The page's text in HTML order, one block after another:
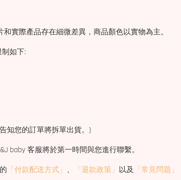
實際產品存在細微差異，商品顏色以實物為主。
如下:
知您的訂單將拆單出貨。)
baby 客服將於第一時間與您進行聯繫。
「付款配送方式」 、 「退款政策」 以及 「常見問題」